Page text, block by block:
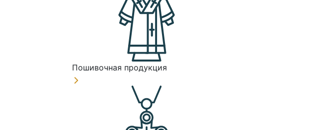
Пошивочная продукция